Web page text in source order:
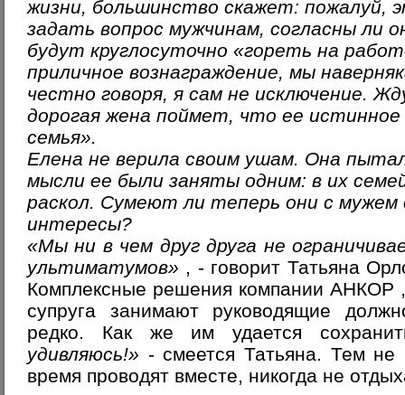
жизни, большинство скажет: пожалуй,
задать вопрос мужчинам, согласны ли
будут круглосуточно «гореть на
приличное вознаграждение, мы
честно говоря, я сам не исключение.
дорогая жена поймет, что ее истинное
семья».
Елена не верила своим ушам. Она
мысли ее были заняты одним: в их
раскол. Сумеют ли теперь они с мужем
интересы?
«Мы ни в чем друг друга не
ультиматумов» , - говорит Татьяна
Комплексные решения компании АНКОР
супруга занимают руководящие
редко. Как же им удается
удивляюсь!» - смеется Татьяна. Тем
время проводят вместе, никогда не